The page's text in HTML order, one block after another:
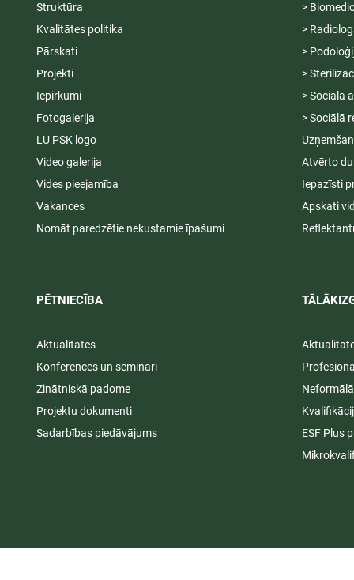
Struktūra
Kvalitātes politika
Pārskati
Projekti
Iepirkumi
Fotogalerija
LU PSK logo
Video galerija
Vides pieejamība
Vakances
Nomāt paredzētie nekustamie īpašumi
PĒTNIECĪBA
Aktualitātes
Konferences un semināri
Zinātniskā padome
Projektu dokumenti
Sadarbības piedāvājums
>
>
>
>
> Sociālā
> Sociālā
Atvērto
Iepazīsti
Apskati
ESF Plus